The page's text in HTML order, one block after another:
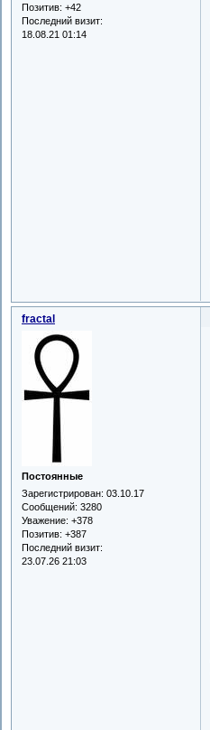
Позитив: +42
Последний визит:
18.08.21 01:14
fractal
Постоянные
Зарегистрирован: 03.10.17
Сообщений: 3280
Уважение: +378
Позитив: +387
Последний визит:
23.07.26 21:03